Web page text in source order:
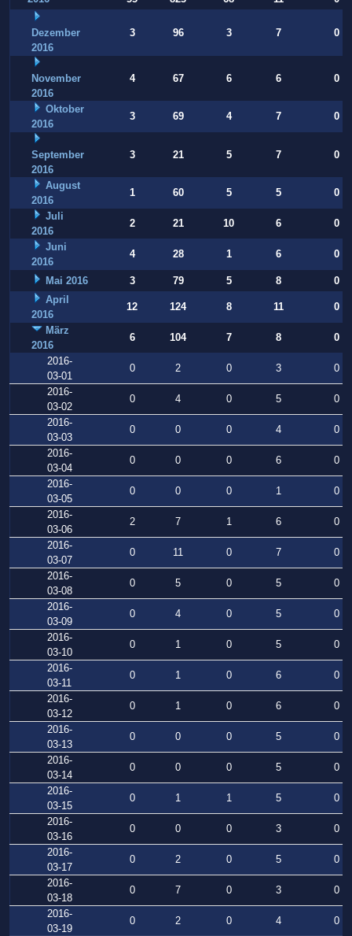
Dezember
2016
3 96 3 7 0
November
2016
4 67 6 6 0
Oktober
2016
3 69 4 7 0
September
2016
3 21 5 7 0
August
2016
1 60 5 5
0
Juli
2016
2 21 10 6
0
Juni
2016
4 28 1 6 0
Mai 2016 3 79 5 8
0
April
2016
12 124 8 11
0
März
2016
6 104 7 8
0
2016-
03-01
0 2 0 3
0
2016-
03-02
0 4 0 5
0
2016-
03-03
0 0 0 4
0
2016-
03-04
0 0 0 6
0
2016-
03-05
0 0 0 1
0
2016-
03-06
2 7 1 6
0
2016-
03-07
0 11 0 7
0
2016-
03-08
0 5 0 5
0
2016-
03-09
0 4 0 5
0
2016-
03-10
0 1 0 5
0
2016-
03-11
0 1 0 6
0
2016-
03-12
0 1 0 6
0
2016-
03-13
0 0 0 5
0
2016-
03-14
0 0 0 5
0
2016-
03-15
0 1 1 5
0
2016-
03-16
0 0 0 3
0
2016-
03-17
0 2 0 5
0
2016-
03-18
0 7 0 3
0
2016-
03-19
0 2 0 4
0